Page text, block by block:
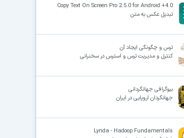
Copy Text On Screen Pro 2.5.0 for Android +4.0
تبدیل عکس به متن
ترس و چگونگی ایجاد آن
کنترل و مدیریت ترس و استرس در سخنرانی
بیوگرافی جهانگردانی
جهانگردان اروپایی در ایران
Lynda - Hadoop Fundamentals